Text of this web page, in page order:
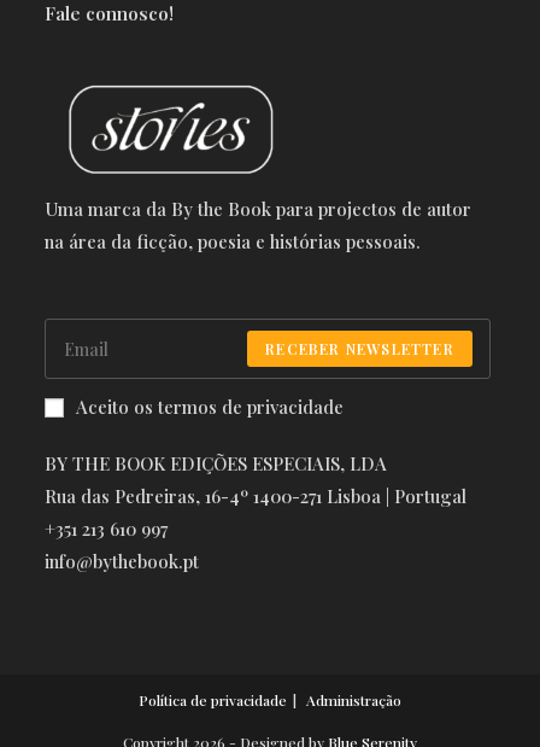
Fale connosco!
Uma marca da By the Book para projectos de autor
na área da ficção, poesia e histórias pessoais.
RECEBER NEWSLETTER
Aceito os termos de privacidade
BY THE BOOK EDIÇÕES ESPECIAIS, LDA
Rua das Pedreiras, 16-4º 1400-271 Lisboa | Portugal
+351 213 610 997
info@bythebook.pt
Política de privacidade Administração
Copyright 2026 - Designed by Blue Serenity